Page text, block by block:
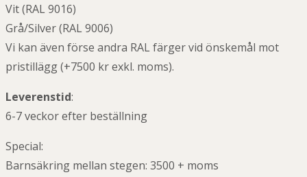
Vit (RAL 9016)
Grå/Silver (RAL 9006)
Vi kan även förse andra RAL färger vid önskemål mot
pristillägg (+7500 kr exkl. moms).
Leverenstid:
6-7 veckor efter beställning
Special:
Barnsäkring mellan stegen: 3500 + moms